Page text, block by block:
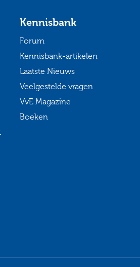
Kennisbank
Forum
Kennisbank-artikelen
Laatste Nieuws
Veelgestelde vragen
VvE Magazine
Boeken